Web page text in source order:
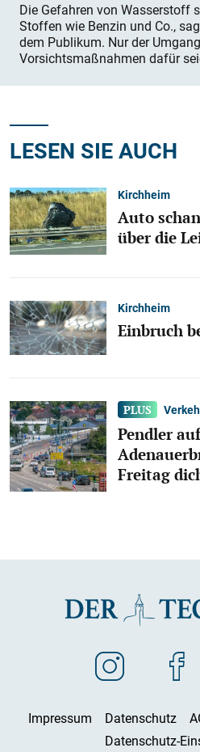
Die Gefahren von Wasserstoff
Stoffen wie Benzin und Co.,
dem Publikum. Nur der
Vorsichtsmaßnahmen dafür
LESEN SIE AUCH
Kirchheim
Auto
über die
Kirchheim
Einbruch
Pendler
Freitag
Impressum Datenschutz
Datenschutz-